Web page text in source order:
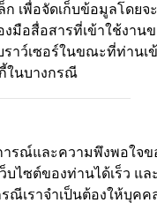
อจัดเก็บข้อมูลโดยจะ
มือสื่อสารที่เข้าใช้งาน
าว์เซอร์ในขณะที่ท่านเ
ในบางกรณี
และความพึงพอใจขอ
บไซต์ของท่านได้เร็ว แล
รณีเราจำเป็นต้องให้บุค